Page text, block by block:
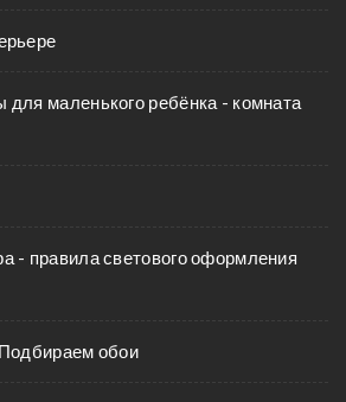
для маленького ребёнка - комната
- правила светового оформления
обои